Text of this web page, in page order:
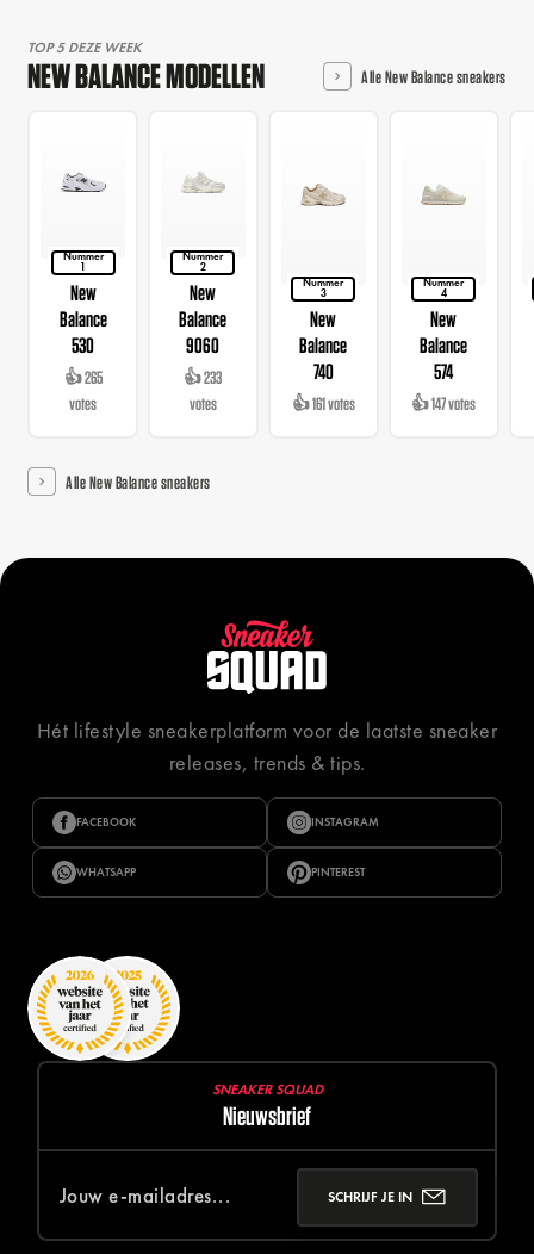
TOP 5 DEZE WEEK
NEW BALANCE MODELLEN Alle New Balance sneakers
Nummer
1
New
Balance
530
👍 265
votes
Nummer
2
New
Balance
9060
👍 233
votes
Nummer
3
New
Balance
740
👍 161 votes
Nummer
4
New
Balance
574
👍 147 votes
Alle New Balance sneakers
Hét lifestyle sneakerplatform voor de laatste sneaker
releases, trends & tips.
FACEBOOK INSTAGRAM
WHATSAPP PINTEREST
SNEAKER SQUAD
Nieuwsbrief
SCHRIJF JE IN